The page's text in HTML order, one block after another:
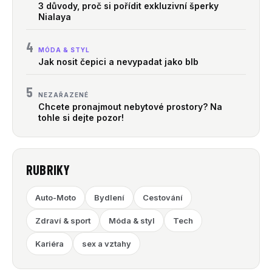
3 důvody, proč si pořídit exkluzivní šperky
Nialaya
4 MÓDA & STYL
Jak nosit čepici a nevypadat jako blb
5 NEZAŘAZENÉ
Chcete pronajmout nebytové prostory? Na
tohle si dejte pozor!
RUBRIKY
Auto-Moto Bydlení Cestování
Zdraví & sport Móda & styl Tech
Kariéra sex a vztahy